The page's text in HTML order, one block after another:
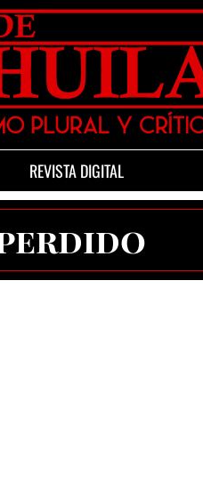
REVISTA DIGITAL